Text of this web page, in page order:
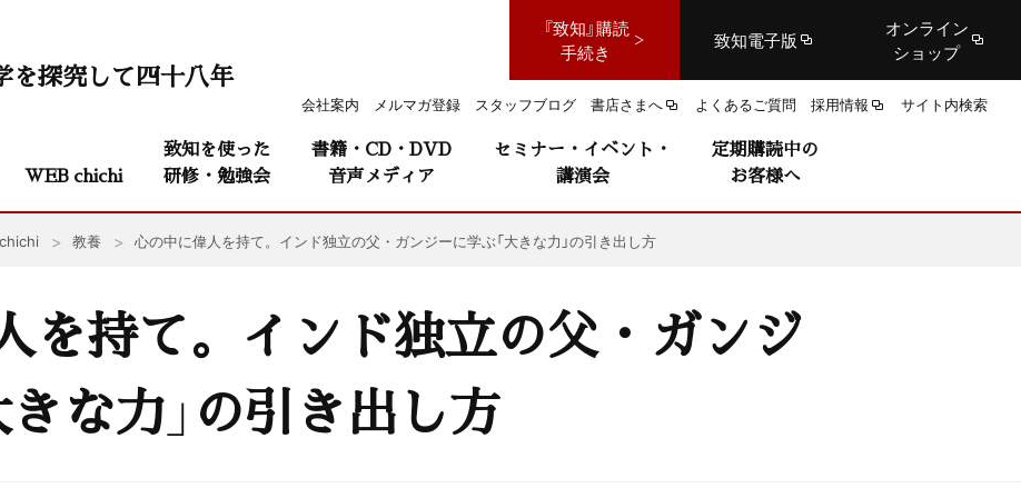
『致知』購読
手続き
致知電子版
オンライン
ショップ
会社案内 メルマガ登録 スタッフブログ 書店さまへ よくあるご質問 採用情報 サイト内検索
を探究して四十八年
WEB chichi
致知を使った
研修・勉強会
書籍・CD・DVD
音声メディア
セミナー・イベント・
講演会
定期購読中の
お客様へ
教養 心の中に偉人を持て。インド独立の父・ガンジーに学ぶ「大きな力」の引き出し方
を持て。インド独立の父・ガンジ
きな力」の引き出し方